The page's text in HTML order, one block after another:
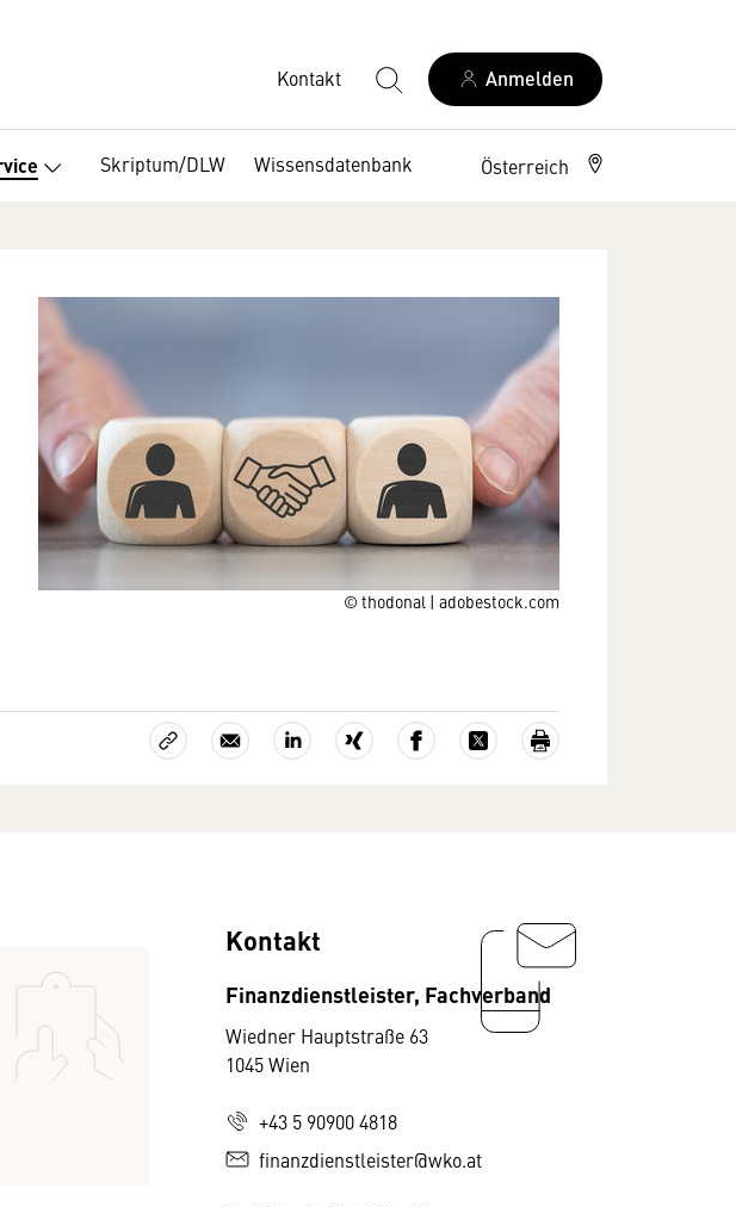
Kontakt Anmelden
Skriptum/DLW Wissensdatenbank Österreich
© thodonal | adobestock.com
Kontakt
Finanzdienstleister, Fachverband
Wiedner Hauptstraße 63
1045 Wien
+43 5 90900 4818
finanzdienstleister@wko.at